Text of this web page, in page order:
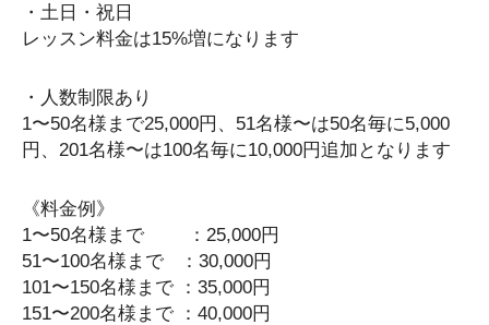
・土日・祝日
レッスン料金は15%増になります
・人数制限あり
1〜50名様まで25,000円、51名様〜は50名毎に5,000
円、201名様〜は100名毎に10,000円追加となります
《料金例》
1〜50名様まで ：25,000円
51〜100名様まで ：30,000円
101〜150名様まで ：35,000円
151〜200名様まで ：40,000円